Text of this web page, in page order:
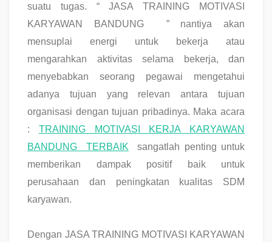
suatu tugas. “ JASA TRAINING MOTIVASI
KARYAWAN BANDUNG ” nantiya akan
mensuplai energi untuk bekerja atau
mengarahkan aktivitas selama bekerja, dan
menyebabkan seorang pegawai mengetahui
adanya tujuan yang relevan antara tujuan
organisasi dengan tujuan pribadinya. Maka acara
: TRAINING MOTIVASI KERJA KARYAWAN
BANDUNG TERBAIK
sangatlah penting untuk
memberikan dampak positif baik untuk
perusahaan dan peningkatan kualitas SDM
karyawan.
Dengan JASA TRAINING MOTIVASI KARYAWAN